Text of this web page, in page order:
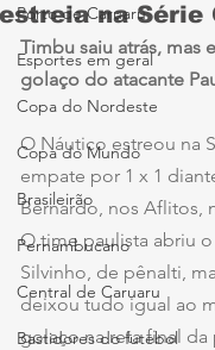
Porto de Caruaru
Esportes em geral
Copa do Nordeste
Copa do Mundo
Brasileirão
Pernambucano
Central de Caruaru
Bastidores do futebol
estreia na Série
Timbu saiu atrás, mas
golaço do atacante
O Náutico estreou na
empate por 1 x 1
Bernardo, nos Aflitos,
O time paulista abriu
Silvinho, de pênalti,
deixou tudo igual ao
golaço na reta final da